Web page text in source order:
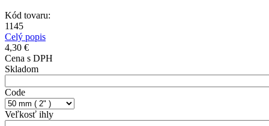
Kód tovaru:
1145
Celý popis
4,30 €
Cena s DPH
Skladom
Code
Veľkosť ihly